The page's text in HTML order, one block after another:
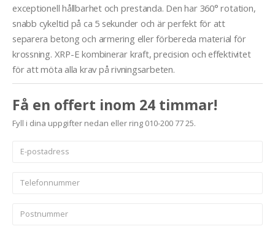
exceptionell hållbarhet och prestanda. Den har 360° rotation,
snabb cykeltid på ca 5 sekunder och är perfekt för att
separera betong och armering eller förbereda material för
krossning. XRP-E kombinerar kraft, precision och effektivitet
för att möta alla krav på rivningsarbeten.
Få en offert inom 24 timmar!
Fyll i dina uppgifter nedan eller ring 010-200 77 25.